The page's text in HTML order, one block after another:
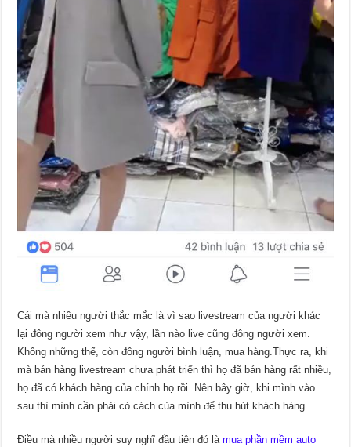
Cái mà nhiều người thắc mắc là vì sao livestream của người khác
lại đông người xem như vậy, lần nào live cũng đông người xem.
Không những thế, còn đông người bình luận, mua hàng.Thực ra, khi
mà bán hàng livestream chưa phát triển thì họ đã bán hàng rất nhiều,
họ đã có khách hàng của chính họ rồi. Nên bây giờ, khi mình vào
sau thì mình cần phải có cách của mình để thu hút khách hàng.
Điều mà nhiều người suy nghĩ đầu tiên đó làmua phần mềm auto